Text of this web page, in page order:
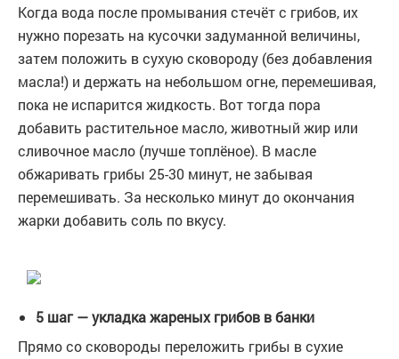
Когда вода после промывания стечёт с грибов, их
нужно порезать на кусочки задуманной величины,
затем положить в сухую сковороду (без добавления
масла!) и держать на небольшом огне, перемешивая,
пока не испарится жидкость. Вот тогда пора
добавить растительное масло, животный жир или
сливочное масло (лучше топлёное). В масле
обжаривать грибы 25-30 минут, не забывая
перемешивать. За несколько минут до окончания
жарки добавить соль по вкусу.
5 шаг — укладка жареных грибов в банки
Прямо со сковороды переложить грибы в сухие